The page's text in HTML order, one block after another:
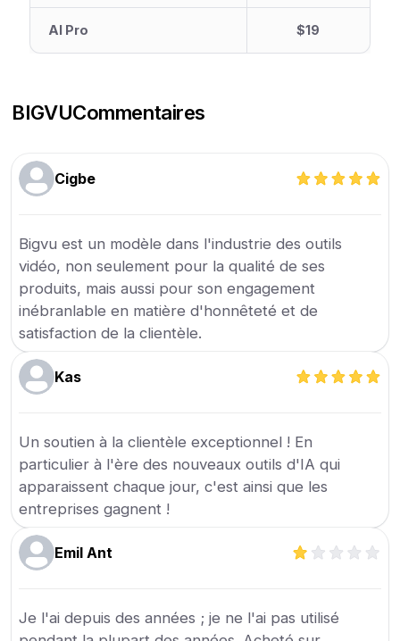
AI Pro $19
BIGVUCommentaires
Cigbe
Bigvu est un modèle dans l'industrie des outils
vidéo, non seulement pour la qualité de ses
produits, mais aussi pour son engagement
inébranlable en matière d'honnêteté et de
satisfaction de la clientèle.
Kas
Un soutien à la clientèle exceptionnel ! En
particulier à l'ère des nouveaux outils d'IA qui
apparaissent chaque jour, c'est ainsi que les
entreprises gagnent !
Emil Ant
Je l'ai depuis des années ; je ne l'ai pas utilisé